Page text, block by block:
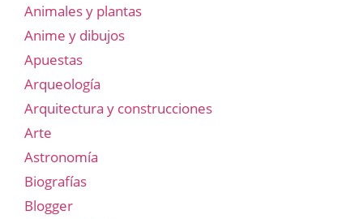
Animales y plantas
Anime y dibujos
Apuestas
Arqueología
Arquitectura y construcciones
Arte
Astronomía
Biografías
Blogger